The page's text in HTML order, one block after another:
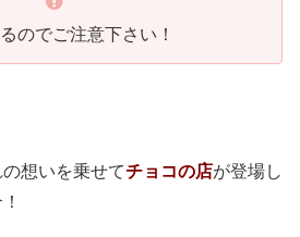
のでご注意下さい！
想いを乗せてチョコの店が登場し